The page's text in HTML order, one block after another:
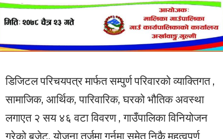
डिजिटल परिचयपत्र मार्फत सम्पुर्ण परिवारको व्याक्तिगत ,
सामाजिक, आर्थिक, पारिवारिक, घरको भौतिक अवस्था
लगाएत २ सय ४६ वटा विवरण , गाउँपालिका विनियोजन
गरेको बजेट, योजना तर्जुमा गर्नमा समेत निकै महत्वपुर्ण